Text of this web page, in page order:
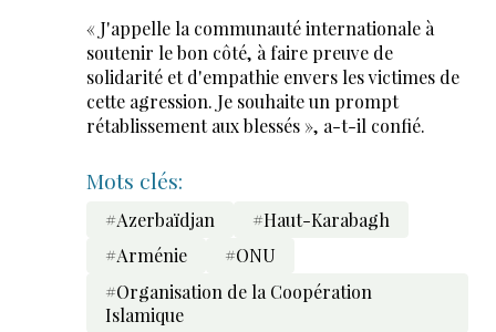
« J'appelle la communauté internationale à
soutenir le bon côté, à faire preuve de
solidarité et d'empathie envers les victimes de
cette agression. Je souhaite un prompt
rétablissement aux blessés », a-t-il confié.
Mots clés:
#Azerbaïdjan
#Haut-Karabagh
#Arménie
#ONU
#Organisation de la Coopération
Islamique